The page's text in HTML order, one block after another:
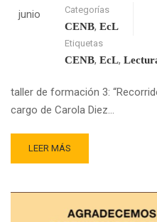
junio Categorías
CENB, EcL
Etiquetas
CENB, EcL,
taller de formación 3:
cargo de Carola Diez…
READ
MORE
TALLER:
LEER MÁS